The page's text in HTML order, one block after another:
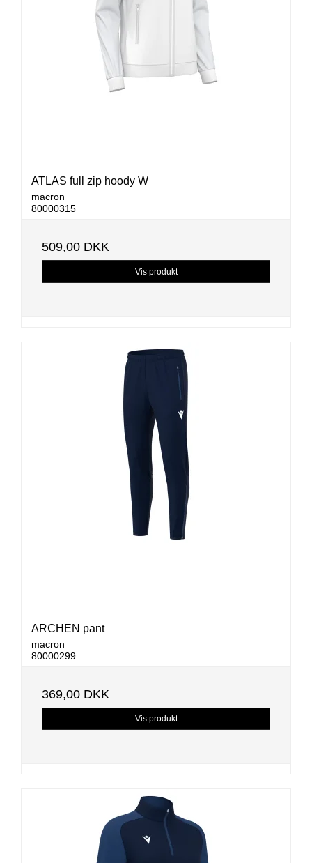
ATLAS full zip hoody W
macron
80000315
509,00 DKK
Vis produkt
ARCHEN pant
macron
80000299
369,00 DKK
Vis produkt